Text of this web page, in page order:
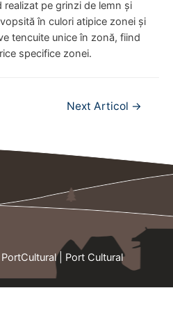
pe grinzi de lemn și
în culori atipice zonei și
tencuite unice în zonă, fiind
specifice zonei.
Next Articol →
PortCultural| Port Cultural